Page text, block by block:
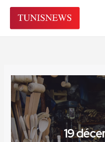
Aller
contenu
19